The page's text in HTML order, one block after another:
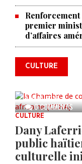
premier
d’affaires
CULTURE
0 COMMENTS
La
l'industrie
annonce
AUG 05, 2026
CULTURE
Dany
public
culturelle